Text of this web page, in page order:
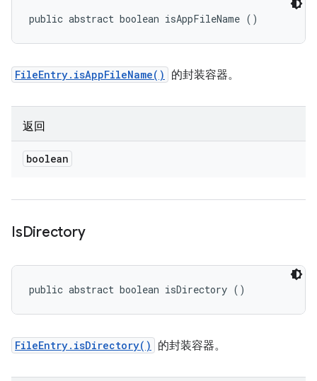
public abstract boolean isAppFileName ()
FileEntry.isAppFileName() 的封装容器。
返回
boolean
IsDirectory
public abstract boolean isDirectory ()
FileEntry.isDirectory() 的封装容器。